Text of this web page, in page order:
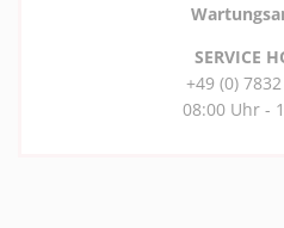
SERVICE
+49 (0)
08:00 Uhr -